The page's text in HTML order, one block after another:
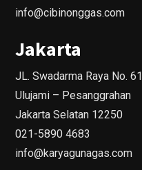
info@cibinonggas.com
Jakarta
JL. Swadarma Raya No. 61
Ulujami – Pesanggrahan
Jakarta Selatan 12250
021-5890 4683
info@karyagunagas.com